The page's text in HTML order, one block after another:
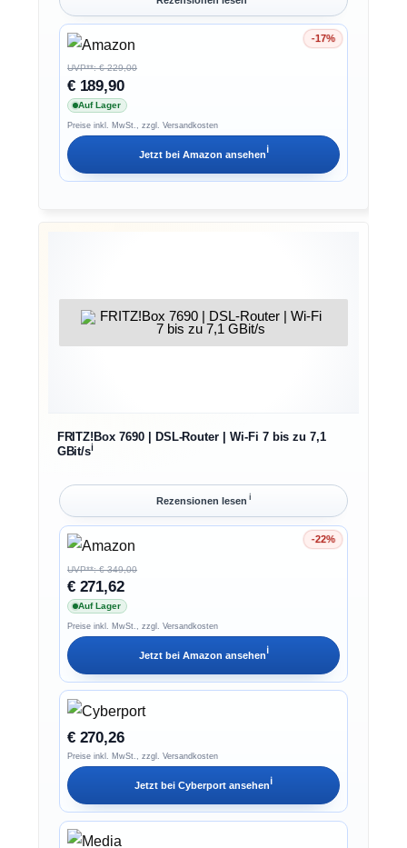
-17%
Ersparnis 17%
UVP**: € 229,00
€ 189,90
Auf Lager
Preise inkl. MwSt., zzgl. Versandkosten
Jetzt bei Amazon ansehenℹ︎
FRITZ!Box 7690 | DSL-Router | Wi-Fi 7 bis zu 7,1
GBit/sℹ︎
Rezensionen lesen ℹ︎
-22%
Ersparnis 22%
UVP**: € 349,00
€ 271,62
Auf Lager
Preise inkl. MwSt., zzgl. Versandkosten
Jetzt bei Amazon ansehenℹ︎
€ 270,26
Preise inkl. MwSt., zzgl. Versandkosten
Jetzt bei Cyberport ansehenℹ︎